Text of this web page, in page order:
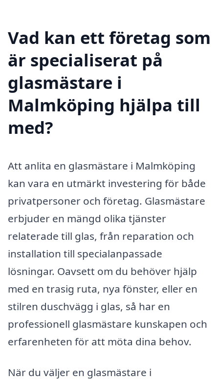
Vad kan ett företag som
är specialiserat på
glasmästare i
Malmköping hjälpa till
med?
Att anlita en glasmästare i Malmköping
kan vara en utmärkt investering för både
privatpersoner och företag. Glasmästare
erbjuder en mängd olika tjänster
relaterade till glas, från reparation och
installation till specialanpassade
lösningar. Oavsett om du behöver hjälp
med en trasig ruta, nya fönster, eller en
stilren duschvägg i glas, så har en
professionell glasmästare kunskapen och
erfarenheten för att möta dina behov.
När du väljer en glasmästare i